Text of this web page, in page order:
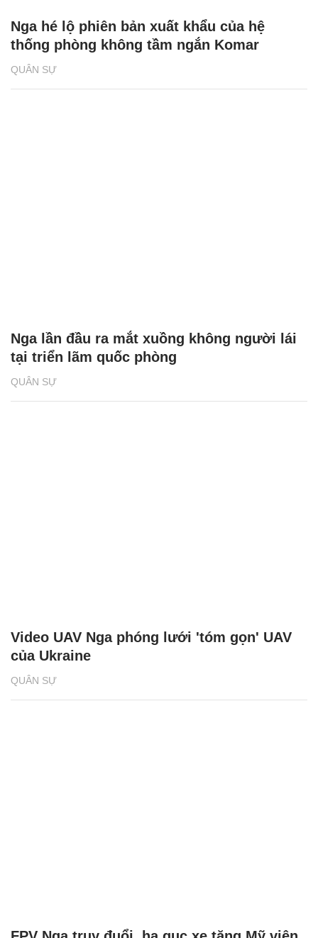
QUÂN SỰ
Nga hé lộ phiên bản xuất khẩu của hệ
thống phòng không tầm ngắn Komar
QUÂN SỰ
Nga lần đầu ra mắt xuồng không người lái
tại triển lãm quốc phòng
QUÂN SỰ
Video UAV Nga phóng lưới 'tóm gọn' UAV
của Ukraine